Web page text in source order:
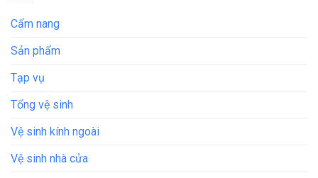
Cẩm nang
Sản phẩm
Tạp vụ
Tổng vệ sinh
Vệ sinh kính ngoài
Vệ sinh nhà cửa